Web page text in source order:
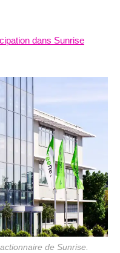
dans Sunrise
de Sunrise.